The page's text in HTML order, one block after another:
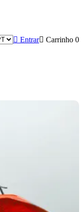
 Entrar Carrinho 0